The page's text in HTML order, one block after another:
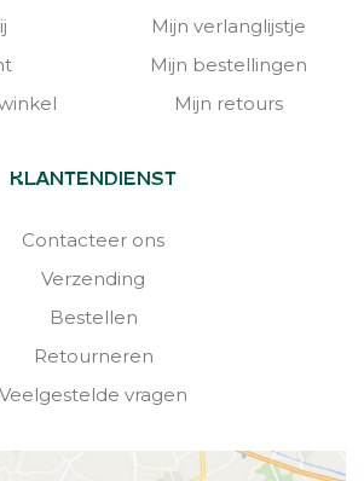
Mijn verlanglijstje
Mijn bestellingen
Mijn retours
KLANTENDIENST
Contacteer ons
Verzending
Bestellen
Retourneren
Veelgestelde vragen